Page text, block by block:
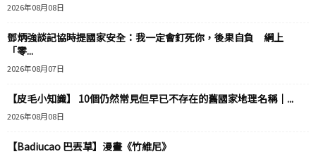
2026年08月08日
鄧炳強談記協時提國家安全：我一定會釘死你，後果自負 網上
「零...
2026年08月07日
【皮毛小知識】 10個仍然常見但早已不存在的舊國家地理名稱｜...
2026年08月08日
【Badiucao 巴丟草】漫畫《竹維尼》